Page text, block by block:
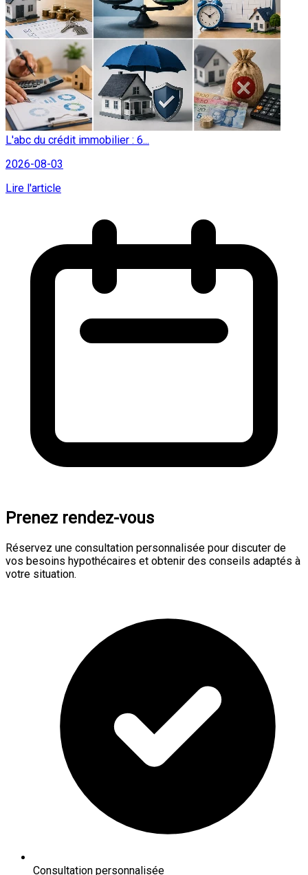
L'abc du crédit immobilier : 6...
2026-08-03
Lire l'article
Prenez rendez-vous
Réservez une consultation personnalisée pour discuter de
vos besoins hypothécaires et obtenir des conseils adaptés à
votre situation.
Consultation personnalisée